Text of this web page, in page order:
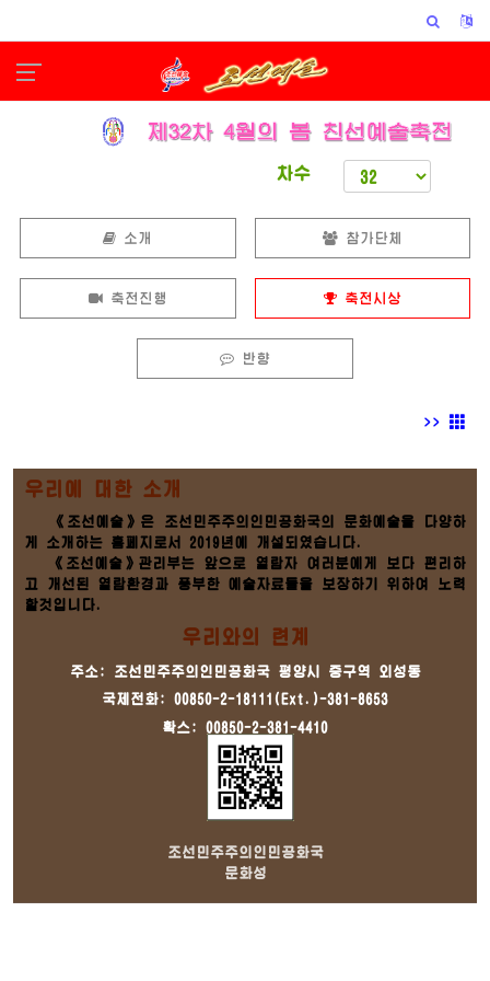
차수
소개 참가단체
축전진행 축전시상
반향
>>
우리에 대한 소개
《조선예술》은 조선민주주의인민공화국의 문화예술을 다양하
게 소개하는 홈페지로서 2019년에 개설되였습니다.
《조선예술》관리부는 앞으로 열람자 여러분에게 보다 편리하
고 개선된 열람환경과 풍부한 예술자료들을 보장하기 위하여 노력
할것입니다.
우리와의 련계
주소: 조선민주주의인민공화국 평양시 중구역 외성동
국제전화: 00850-2-18111(Ext.)-381-8653
확스: 00850-2-381-4410
조선민주주의인민공화국
문화성